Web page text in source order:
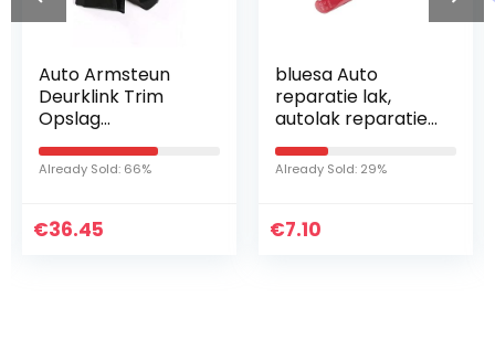
bluesa Auto
reparatie lak,
autolak reparatie
auto lakstift
zwart/zilver/rood/
autolakstiften…
Already Sold: 29%
€7.10
TXSA Lederen
Patchkit
Zelfklevende
Lederen Patches,
lederen
reparatieset
kunstleer,
Already Sold: 62%
€16.92